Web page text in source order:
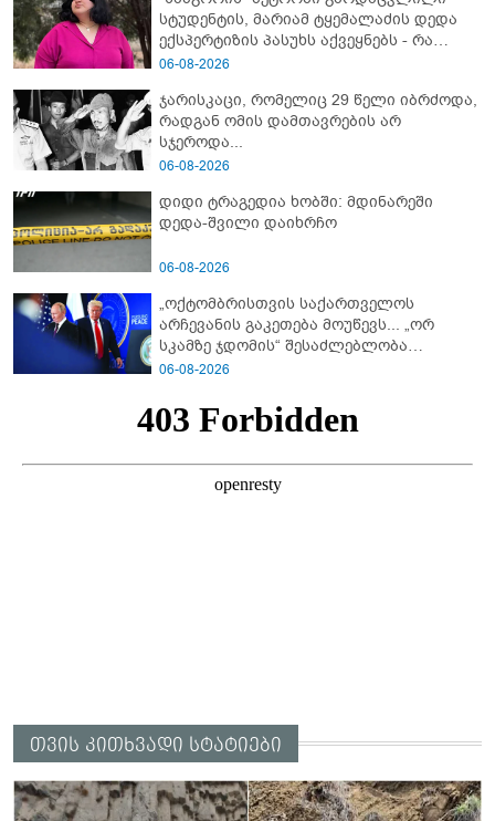
სტუდენტის, მარიამ ტყემალაძის დედა
ექსპერტიზის პასუხს აქვეყნებს - რა
გახდა გოგონას გარდაცვალების მიზეზი?
06-08-2026
ჯარისკაცი, რომელიც 29 წელი იბრძოდა,
რადგან ომის დამთავრების არ
სჯეროდა...
06-08-2026
დიდი ტრაგედია ხობში: მდინარეში
დედა-შვილი დაიხრჩო
06-08-2026
„ოქტომბრისთვის საქართველოს
არჩევანის გაკეთება მოუწევს... „ორ
სკამზე ჯდომის“ შესაძლებლობა
შეიძლება დასრულდეს“ - მირიან
06-08-2026
თვის კითხვადი სტატიები